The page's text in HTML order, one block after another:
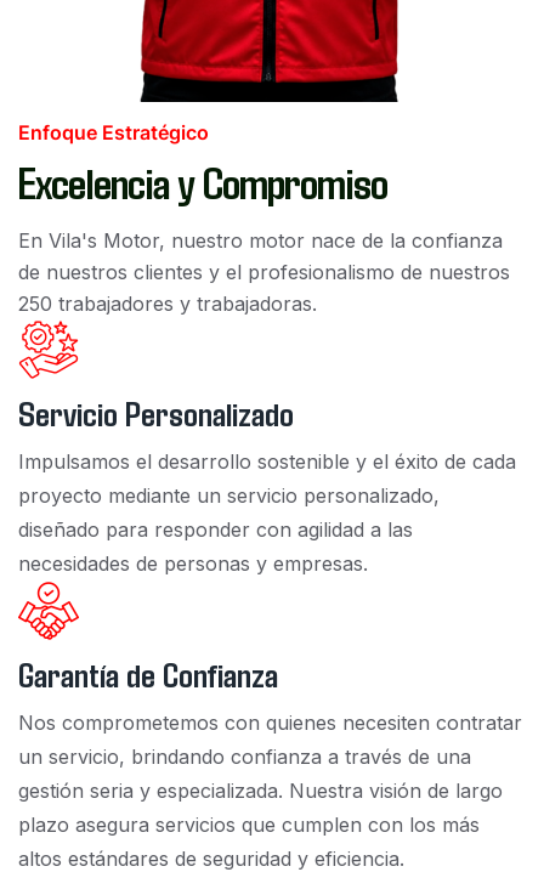
Enfoque Estratégico
Excelencia y Compromiso
En Vila's Motor, nuestro motor nace de la confianza
de nuestros clientes y el profesionalismo de nuestros
250 trabajadores y trabajadoras.
Servicio Personalizado
Impulsamos el desarrollo sostenible y el éxito de cada
proyecto mediante un servicio personalizado,
diseñado para responder con agilidad a las
necesidades de personas y empresas.
Garantía de Confianza
Nos comprometemos con quienes necesiten contratar
un servicio, brindando confianza a través de una
gestión seria y especializada. Nuestra visión de largo
plazo asegura servicios que cumplen con los más
altos estándares de seguridad y eficiencia.